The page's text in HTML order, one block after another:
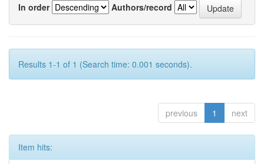
In order
Authors/record
Results 1-1 of 1 (Search time: 0.001 seconds).
previous 1 next
Item hits: